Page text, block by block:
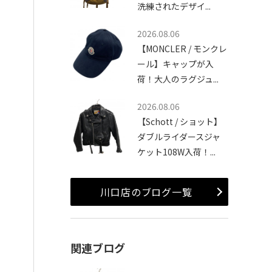
洗練されたデザイ...
2026.08.06
【MONCLER / モンクレ
ール】キャップが入
荷！大人のラグジュ...
2026.08.06
【Schott / ショット】
ダブルライダースジャ
ケット108W入荷！...
川口店のブログ一覧
関連ブログ